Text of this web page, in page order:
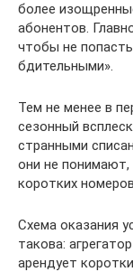
более
абонентов.
чтобы не
бдительными».
Тем не менее в
сезонный
странными
они не понимают,
коротких номеров.
Схема оказания
такова:
арендует